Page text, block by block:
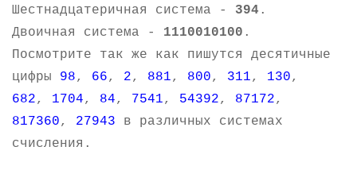
Шестнадцатеричная система - 394 .
Двоичная система - 1110010100 .
Посмотрите так же как пишутся десятичные
цифры 98, 66, 2, 881, 800, 311, 130,
682, 1704, 84, 7541, 54392, 87172,
817360, 27943 в различных системах
счисления.